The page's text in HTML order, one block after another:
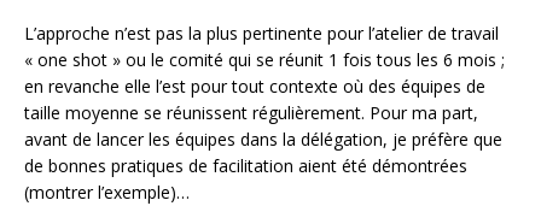
L’approche n’est pas la plus pertinente pour l’atelier de travail
« one shot » ou le comité qui se réunit 1 fois tous les 6 mois ;
en revanche elle l’est pour tout contexte où des équipes de
taille moyenne se réunissent régulièrement. Pour ma part,
avant de lancer les équipes dans la délégation, je préfère que
de bonnes pratiques de facilitation aient été démontrées
(montrer l’exemple)…